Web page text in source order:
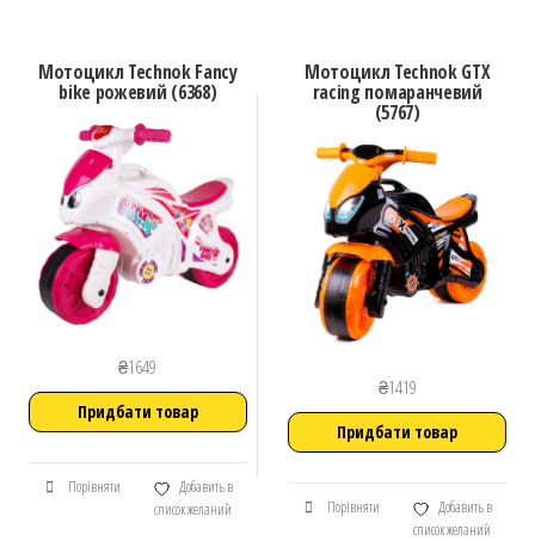
Мотоцикл Technok Fancy
bike рожевий (6368)
₴1649
Придбати товар
Порівняти
Добавить в
список желаний
Мотоцикл ​Technok GTX
racing помаранчевий
(5767)
₴1419
Придбати товар
Порівняти
Добавить в
список желаний